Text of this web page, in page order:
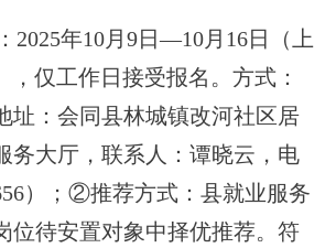
： 2025年10月9日—10月16日
（上
，仅工作日接受报名。方式：
：会同县林城镇改河社区居
务大厅，联系人：谭晓云，电
）；②推荐方式：县就业服务
位待安置对象中择优推荐。符